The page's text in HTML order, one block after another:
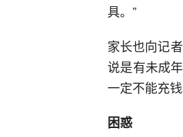
具。”
家长也向记
说是有未成
一定不能充
困惑